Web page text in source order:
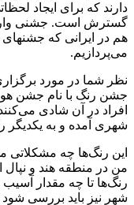
دارند که برای ایجاد
گسترش است. جشنی
هم در ایرانی که
می‌پردازیم.
نظر شما در مورد
جشن رنگ با نام جشن
افراد در آن شادی
شهری آمده و به
این رنگ‌ها چه مشکلاتی
من در منطقه هند و نپال
رنگ‌ها تا چه مقدار
شهر نیز باید بررسی